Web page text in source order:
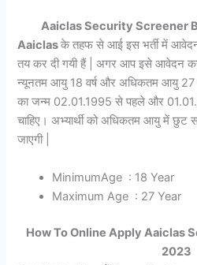
Aaiclas Security Screener
Aaiclasके तहफ से आई इस भर्ती में आवेदन
तय कर दी गयी हैं | अगर आप इसे आवेदन
न्यूनतम आयु 18 वर्ष और अधिकतम आयु 27
का जन्म 02.01.1995 से पहले और
चाहिए। अभ्यार्थी को अधिकतम आयु में छुट
जाएगी |
MinimumAge : 18 Year
Maximum Age : 27 Year
How To Online Apply Aaiclas
2023